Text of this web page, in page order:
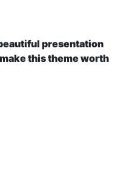
presentation
this theme worth